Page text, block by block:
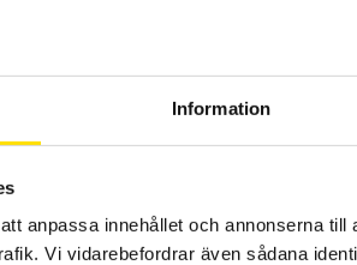
Information
anpassa innehållet och annonserna
Vi vidarebefordrar även sådana